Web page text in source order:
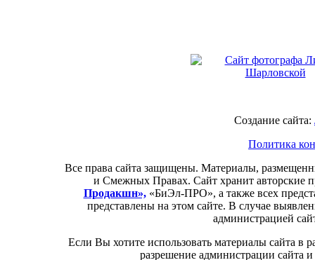
Создание сайта:
Политика
Все права сайта защищены. Материалы,
и Смежных Правах. Сайт хранит авторские
Продакшн»,«БиЭл-ПРО», а также всех
представлены на этом сайте. В случае
администрацией
Если Вы хотите использовать материалы сайта в
разрешение администрации сайта